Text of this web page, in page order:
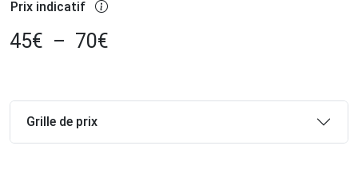
Prix indicatif
45€ – 70€
Grille de prix